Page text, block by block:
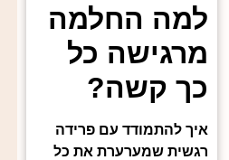
למה החלמה
מרגישה כל
כך קשה?
איך להתמודד עם פרידה
רגשית שמערערת את כל